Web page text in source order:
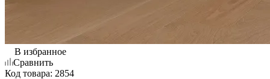
В избранное
Сравнить
Код товара: 2854